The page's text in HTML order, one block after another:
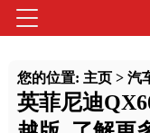
您的位置: 主页> 汽
英菲尼迪